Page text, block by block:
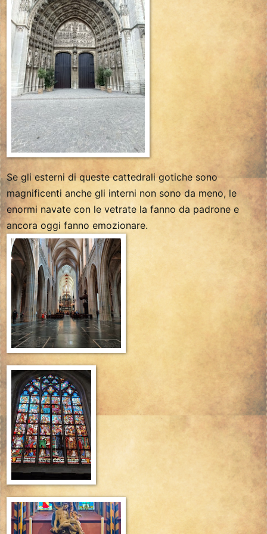
Se gli esterni di queste cattedrali gotiche sono
magnificenti anche gli interni non sono da meno, le
enormi navate con le vetrate la fanno da padrone e
ancora oggi fanno emozionare.